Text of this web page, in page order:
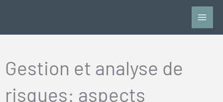
Gestion et analyse de
risques: aspects